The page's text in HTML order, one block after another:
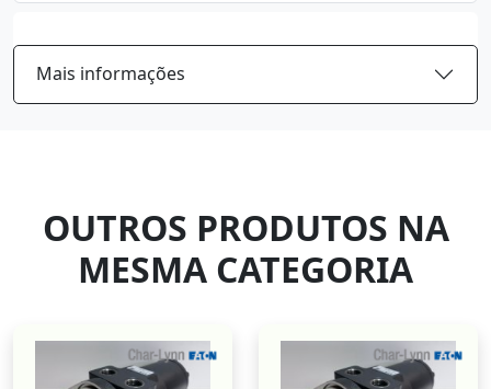
Mais informações
OUTROS PRODUTOS NA
MESMA CATEGORIA